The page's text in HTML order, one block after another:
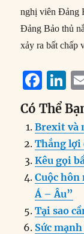
nghị viên Đảng
Đảng Bảo thủ
xảy ra bất chấp
F
a
c
e
b
o
o
k
n
k
e
d
I
n
Có Thể
Brexit và
Thắng lợi
Kêu gọi
Cuộc
Á – Âu”
Tại sao
Sức